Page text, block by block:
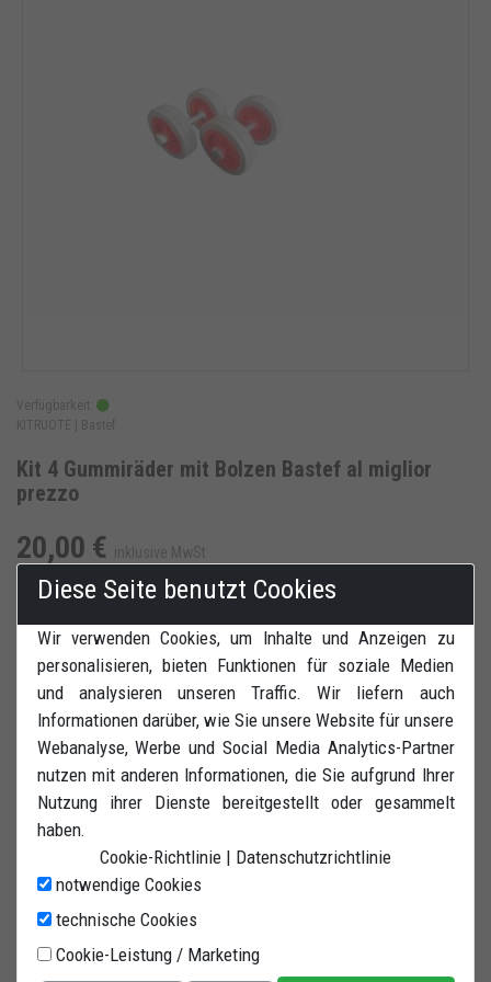
Verfügbarkeit:
KITRUOTE |
Bastef
Kit 4 Gummiräder mit Bolzen Bastef al miglior
prezzo
20,00 € inklusive MwSt
IN DEN WARENKORB
DRUCK
Kit 4 Gummiräder für Montageständer mit zwei 10 mm
Stiften und zwei Schraubenmutter.
Diese Seite benutzt Cookies
Wir verwenden Cookies, um Inhalte und Anzeigen zu
personalisieren, bieten Funktionen für soziale Medien
und analysieren unseren Traffic. Wir liefern auch
Informationen darüber, wie Sie unsere Website für unsere
Webanalyse, Werbe und Social Media Analytics-Partner
nutzen mit anderen Informationen, die Sie aufgrund Ihrer
Nutzung ihrer Dienste bereitgestellt oder gesammelt
haben.
Cookie-Richtlinie | Datenschutzrichtlinie
notwendige Cookies
technische Cookies
Cookie-Leistung / Marketing